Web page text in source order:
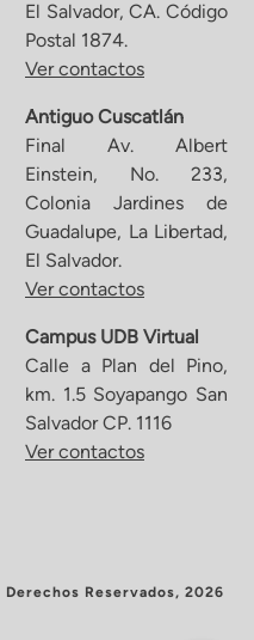
El Salvador, CA. Código
Postal 1874.
Ver contactos
Antiguo Cuscatlán
Final Av. Albert
Einstein, No. 233,
Colonia Jardines de
Guadalupe, La Libertad,
El Salvador.
Ver contactos
Campus UDB Virtual
Calle a Plan del Pino,
km. 1.5 Soyapango San
Salvador CP. 1116
Ver contactos
Derechos Reservados, 2026